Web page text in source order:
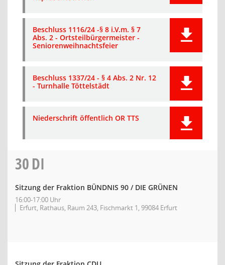
Beschluss 1116/24 -§ 8 i.V.m. § 7
Abs. 2 - Ortsteilbürgermeister -
Seniorenweihnachtsfeier
Beschluss 1337/24 - § 4 Abs. 2 Nr. 12
- Turnhalle Töttelstädt
Niederschrift öffentlich OR TTS
30DI
Sitzung der Fraktion BÜNDNIS 90 / DIE GRÜNEN
16:00-17:00 Uhr
Erfurt, Rathaus, Raum 243, Fischmarkt 1, 99084 Erfurt